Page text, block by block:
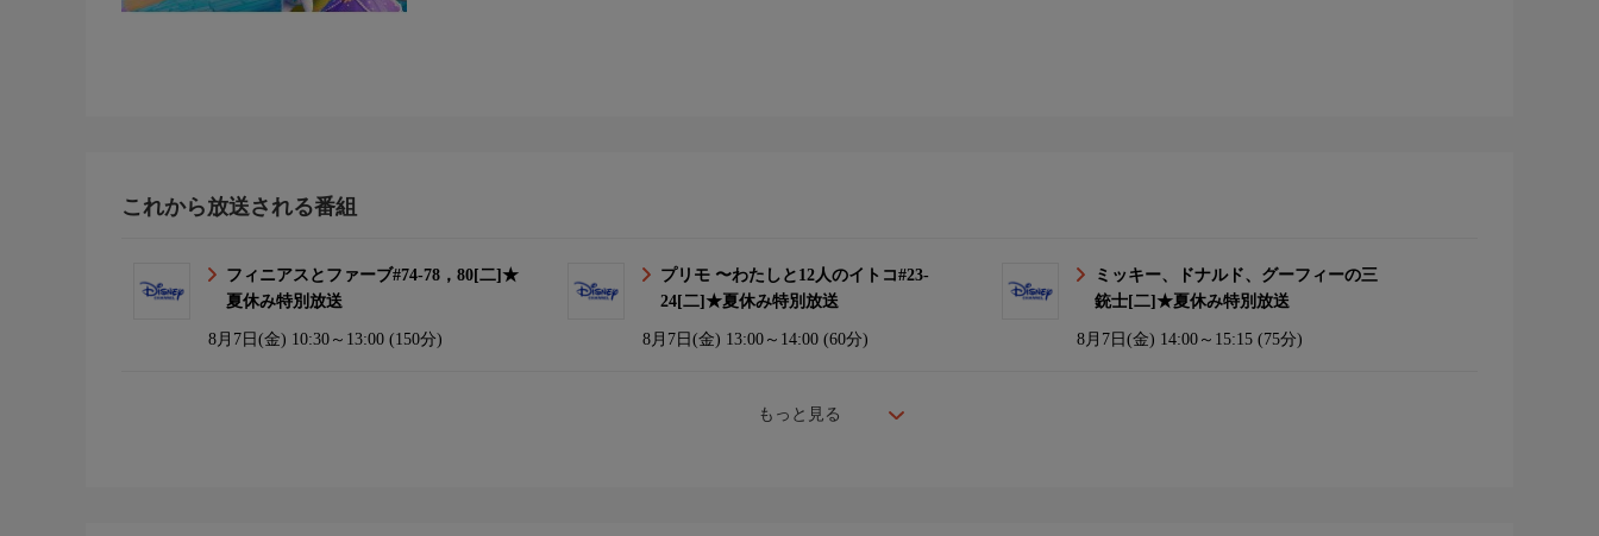
これから放送される番組
フィニアスとファーブ#74-78，80[二]★
夏休み特別放送
8月7日(金) 10:30～13:00 (150分)
プリモ 〜わたしと12人のイトコ#23-
24[二]★夏休み特別放送
8月7日(金) 13:00～14:00 (60分)
ミッキー、ドナルド、グーフィーの三
銃士[二]★夏休み特別放送
8月7日(金) 14:00～15:15 (75分)
もっと見る